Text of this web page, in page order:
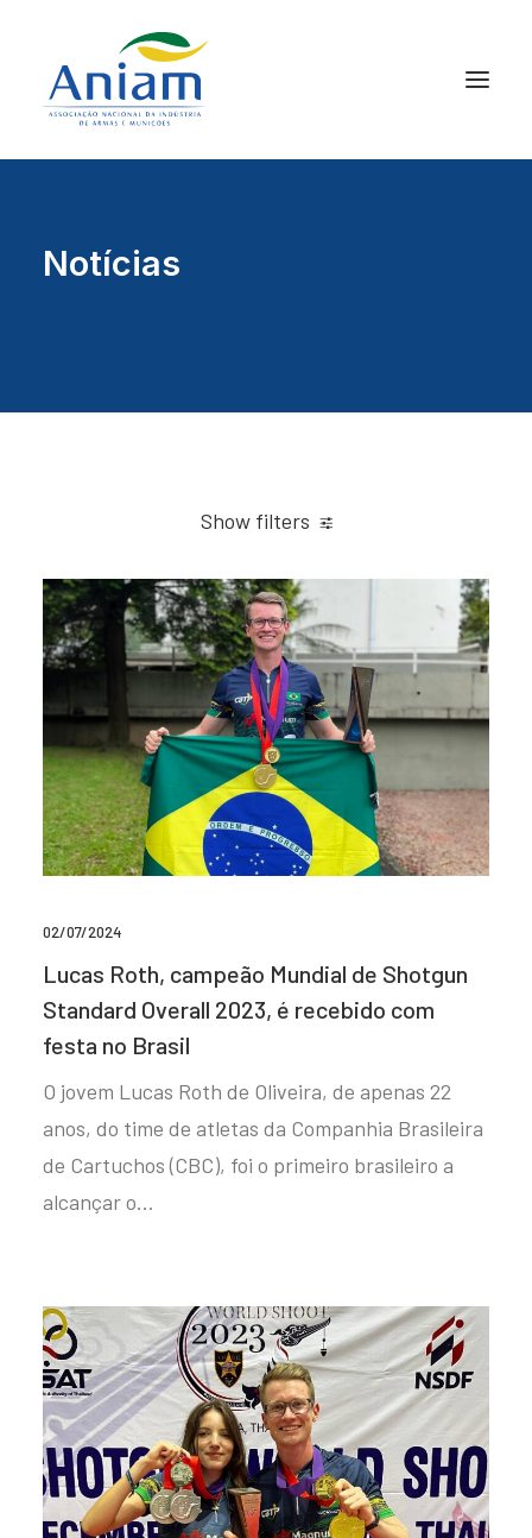
Notícias
Show filters
02/07/2024
Lucas Roth, campeão Mundial de Shotgun
Standard Overall 2023, é recebido com
festa no Brasil
O jovem Lucas Roth de Oliveira, de apenas 22
anos, do time de atletas da Companhia Brasileira
de Cartuchos (CBC), foi o primeiro brasileiro a
alcançar o…